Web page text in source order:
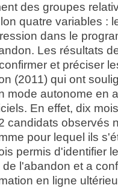
des groupes
quatre variables :
dans le
Les résultats
et préciser
(2011) qui ont
mode autonome en
En effet, dix
candidats observés
pour lequel ils
permis d'identifier
l'abandon et a
en ligne